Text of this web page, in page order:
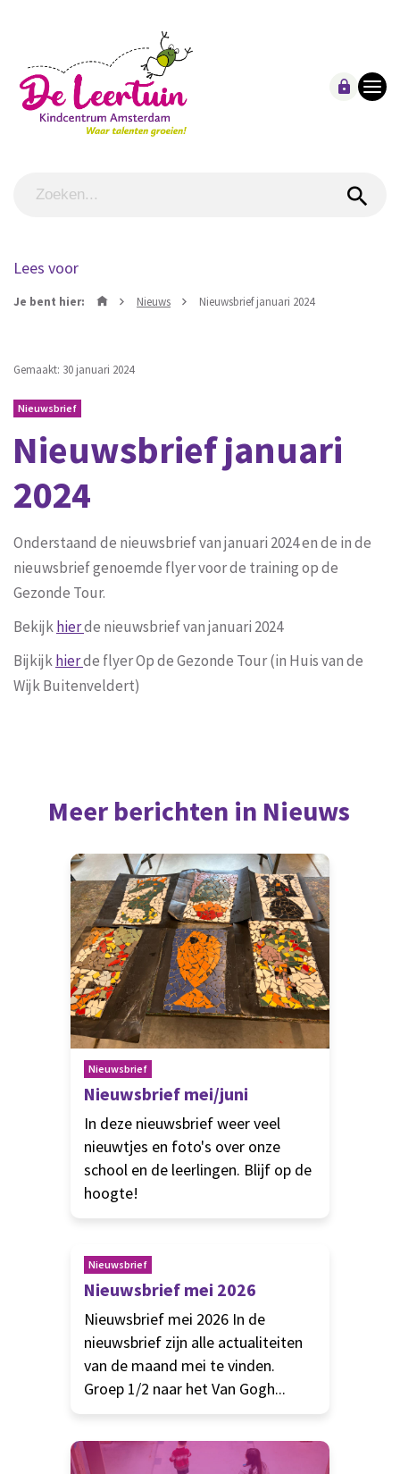
Lees voor
Je bent hier: Nieuws Nieuwsbrief januari 2024
Gemaakt: 30 januari 2024
Nieuwsbrief
Nieuwsbrief januari
2024
Onderstaand de nieuwsbrief van januari 2024 en de in de
nieuwsbrief genoemde flyer voor de training op de
Gezonde Tour.
Bekijkhierde nieuwsbrief van januari 2024
Bijkijkhierde flyer Op de Gezonde Tour (in Huis van de
Wijk Buitenveldert)
Meer berichten in Nieuws
Nieuwsbrief
Nieuwsbrief mei/juni
In deze nieuwsbrief weer veel
nieuwtjes en foto's over onze
school en de leerlingen. Blijf op de
hoogte!
Nieuwsbrief
Nieuwsbrief mei 2026
Nieuwsbrief mei 2026 In de
nieuwsbrief zijn alle actualiteiten
van de maand mei te vinden.
Groep 1/2 naar het Van Gogh...